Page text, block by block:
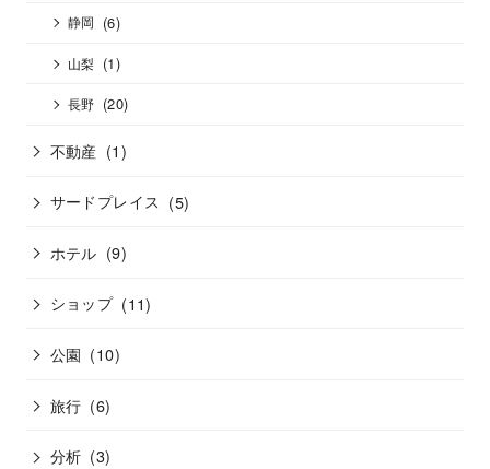
静岡 (6)
山梨 (1)
長野 (20)
不動産 (1)
サードプレイス (5)
ホテル (9)
ショップ (11)
公園 (10)
旅行 (6)
分析 (3)